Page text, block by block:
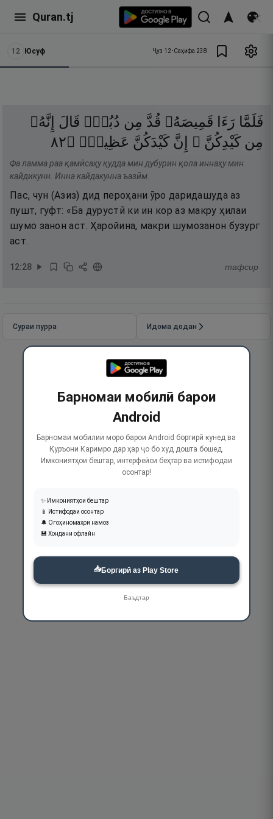
Quran.tj
12 Юсуф Ҷуз 12•Саҳифа 238
فَلَمَّا رَءَا قَمِيصَهُۥ قُدَّ مِن دُبُرٍۢ قَالَ إِنَّهُۥ
مِن كَيْدِكُنَّ ۖ إِنَّ كَيْدَكُنَّ عَظِيمٌۭ ۝٢٨
Фа ламма раа қамӣсаҳу қудда мин дубурин қола иннаҳу мин
кайдикунн. Инна кайдакунна ъазӣм.
Пас, чун (Азиз) дид пероҳани ӯро даридашуда аз
пушт, гуфт: «Ба дурустӣ ки ин кор аз макру ҳилаи
шумо занон аст. Ҳаройина, макри шумозанон бузург
аст.
12:28 тафсир
Сураи пурра Идома додан
Барномаи мобилӣ барои
Android
Барномаи мобилии моро барои Android боргирӣ кунед ва
Қуръони Каримро дар ҳар ҷо бо худ дошта бошед.
Имкониятҳои бештар, интерфейси беҳтар ва истифодаи
осонтар!
✨ Имкониятҳои бештар
📱 Истифодаи осонтар
🔔 Огоҳиномаҳои намоз
💾 Хондани офлайн
📥Боргирӣ аз Play Store
Баъдтар